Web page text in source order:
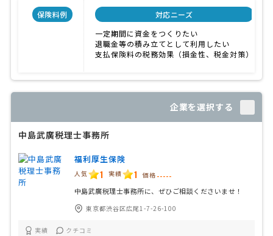
保険料例
対応ニーズ
一定期間に資金をつくりたい
退職金等の積み立てとして利用したい
支払保険料の税務効果（損金性、税金対策）
企業を選択する
中島武廣税理士事務所
福利厚生保険
人気 1 実績 1 価格 -----
中島武廣税理士事務所に、ぜひご相談くださいませ！
東京都渋谷区広尾1-7-26-100
実績 クチコミ